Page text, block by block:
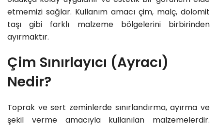
etmemizi sağlar. Kullanım amacı çim, malç, dolomit
taşı gibi farklı malzeme bölgelerini birbirinden
ayırmaktır.
Çim Sınırlayıcı (Ayracı)
Nedir?
Toprak ve sert zeminlerde sınırlandırma, ayırma ve
şekil verme amacıyla kullanılan malzemelerdir.